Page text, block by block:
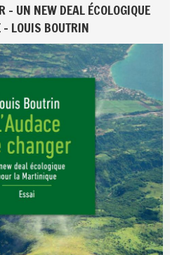
- UN NEW DEAL ÉCOLOGIQUE
LOUIS BOUTRIN